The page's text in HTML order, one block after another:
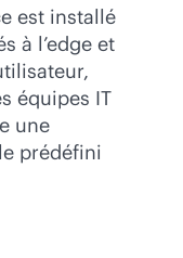
est installé
à l’edge et
équipes IT
une
prédéfini